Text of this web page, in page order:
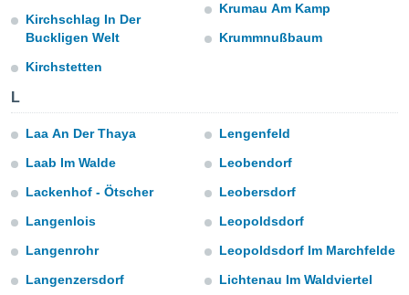
y análisis
en
así como
y
nuestra
y
Kirchschlag In Der
Buckligen Welt
Kirchstetten
Krumau Am Kamp
Krummnußbaum
L
Laa An Der Thaya
Laab Im Walde
Lackenhof - Ötscher
Langenlois
Langenrohr
Langenzersdorf
Lengenfeld
Leobendorf
Leobersdorf
Leopoldsdorf
Leopoldsdorf Im Marchfelde
Lichtenau Im Waldviertel